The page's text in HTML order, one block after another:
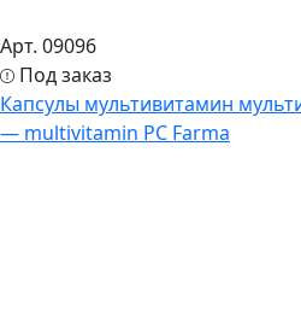
Арт. 09096
Под заказ
Капсулы мультивитамин
— multivitamin PC Farma